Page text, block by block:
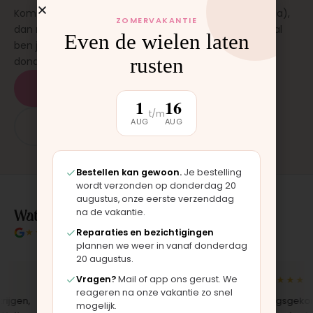
Kom langs in onze werkplaats in Moordrecht (bij Gouda),
dan monteren wij het onderdeel direct voor je. Meestal
ben je binnen 15 tot 20 minuten weer buiten. Op
donderdag en zaterdag, op afspraak.
Plan een afspraak
App: 06 - 2862 1330
Wat klanten over ons zeggen
★★★★★4.9/5 klantbeoordeling
★★★★★
"Bekleding zelf vervangen met de
★★★★★
ZOMERVAKANTIE
Even de wielen laten
rusten
1
AUG
t/m16
AUG
Bestellen kan gewoon. Je bestelling
wordt verzonden op donderdag 20
augustus, onze eerste verzenddag
na de vakantie.
Reparaties en bezichtigingen
plannen we weer in vanaf donderdag
20 augustus.
Vragen?Mail of app ons gerust. We
reageren na onze vakantie zo snel
mogelijk.